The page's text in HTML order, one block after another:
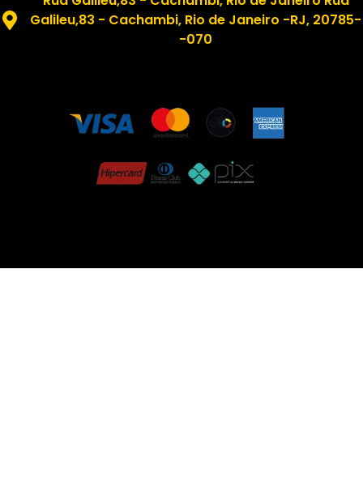
Galileu,83 - Cachambi, Rio de Janeiro -RJ, 20785-
-070